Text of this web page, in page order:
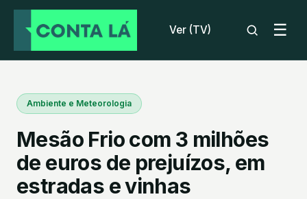
Ver (TV) ☰
Ambiente e Meteorologia
Mesão Frio com 3 milhões
de euros de prejuízos, em
estradas e vinhas